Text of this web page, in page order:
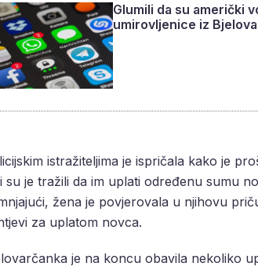
Glumili da su američki
umirovljenice iz
istražiteljima je ispričala kako je
su je tražili da im uplati određenu sumu
žena je povjerovala u njihovu
za uplatom novca.
je na koncu obavila nekoliko